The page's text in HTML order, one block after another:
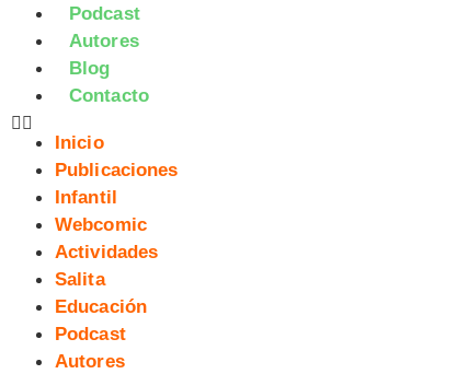
Podcast
Autores
Blog
Contacto
Inicio
Publicaciones
Infantil
Webcomic
Actividades
Salita
Educación
Podcast
Autores